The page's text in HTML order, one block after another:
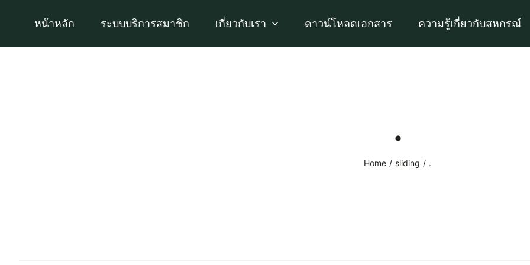
หน้าหลัก ระบบบริการสมาชิก เกี่ยวกับเรา ดาวน์โหลดเอกสาร ความรู้เกี่ยวกับสหกรณ์
.
Home sliding .